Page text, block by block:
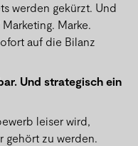
werden gekürzt. Und
Marke.
auf die Bilanz
Und strategisch ein
leiser wird,
gehört zu werden.